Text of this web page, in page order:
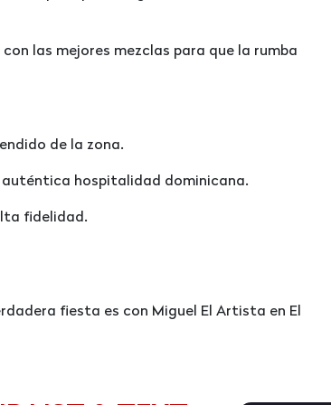
las mejores mezclas para que la rumba
de la zona.
auténtica hospitalidad dominicana.
fidelidad.
fiesta es con Miguel El Artista en El